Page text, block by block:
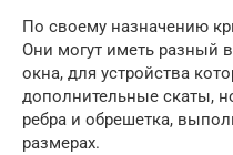
По своему назначению
Они могут иметь разный
окна, для устройства
дополнительные скаты,
ребра и обрешетка,
размерах.